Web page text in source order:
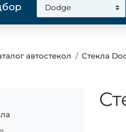
автостекол Стекла